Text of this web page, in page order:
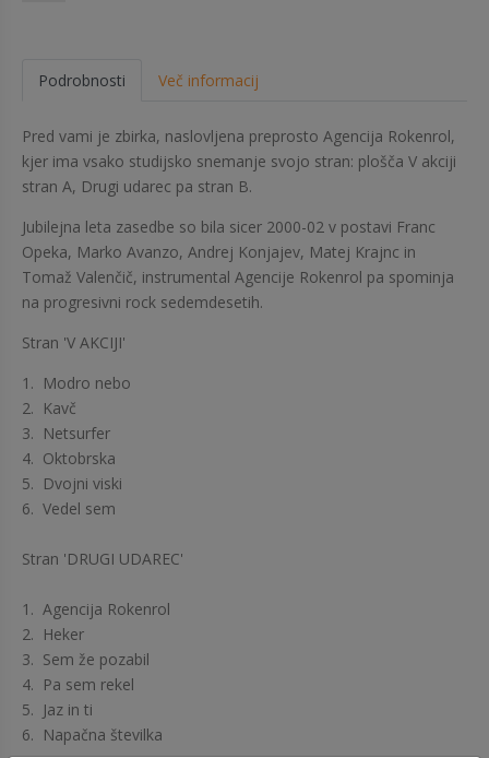
Podrobnosti Več informacij
​Pred vami je zbirka, naslovljena preprosto Agencija Rokenrol,
kjer ima vsako studijsko snemanje svojo stran: plošča V akciji
stran A, Drugi udarec pa stran B.
Jubilejna leta zasedbe so bila sicer 2000-02 v postavi Franc
Opeka, Marko Avanzo, Andrej Konjajev, Matej Krajnc in
Tomaž Valenčič, instrumental Agencije Rokenrol pa spominja
na progresivni rock sedemdesetih.
Stran 'V AKCIJI'
1. Modro nebo
2. Kavč
3. Netsurfer
4. Oktobrska
5. Dvojni viski
6. Vedel sem
Stran 'DRUGI UDAREC'
1. Agencija Rokenrol
2. Heker
3. Sem že pozabil
4. Pa sem rekel
5. Jaz in ti
6. Napačna številka